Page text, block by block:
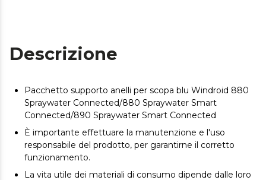
Descrizione
Pacchetto supporto anelli per scopa blu Windroid 880
Spraywater Connected/880 Spraywater Smart
Connected/890 Spraywater Smart Connected
È importante effettuare la manutenzione e l'uso
responsabile del prodotto, per garantirne il corretto
funzionamento.
La vita utile dei materiali di consumo dipende dalle loro